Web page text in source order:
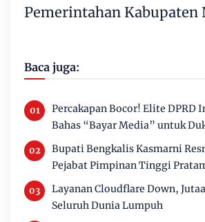
Pemerintahan Kabupaten
Baca juga:
Percakapan Bocor! Elite DPRD
Bahas “Bayar Media” untuk
Bupati Bengkalis Kasmarni
Pejabat Pimpinan Tinggi
Layanan Cloudflare Down,
Seluruh Dunia Lumpuh